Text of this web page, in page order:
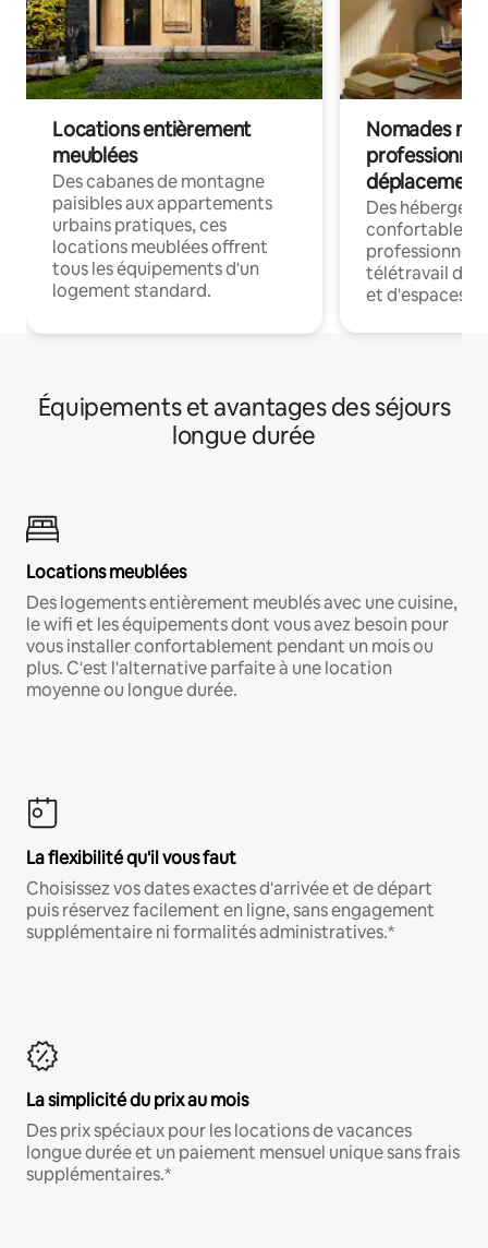
Locations entièrement
meublées
Des cabanes de montagne
paisibles aux appartements
urbains pratiques, ces
locations meublées offrent
tous les équipements d'un
logement standard.
Nomades
déplacement
Des
confortables
professionnels
télétravail
et d'espaces
Équipements et avantages des séjours
longue durée
Locations meublées
Des logements entièrement meublés avec une cuisine,
le wifi et les équipements dont vous avez besoin pour
vous installer confortablement pendant un mois ou
plus. C'est l'alternative parfaite à une location
moyenne ou longue durée.
La flexibilité qu'il vous faut
Choisissez vos dates exactes d'arrivée et de départ
puis réservez facilement en ligne, sans engagement
supplémentaire ni formalités administratives.*
La simplicité du prix au mois
Des prix spéciaux pour les locations de vacances
longue durée et un paiement mensuel unique sans frais
supplémentaires.*